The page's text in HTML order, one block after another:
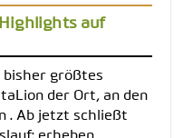
auf
bisher größtes
der Ort, an den
. Ab jetzt schließt